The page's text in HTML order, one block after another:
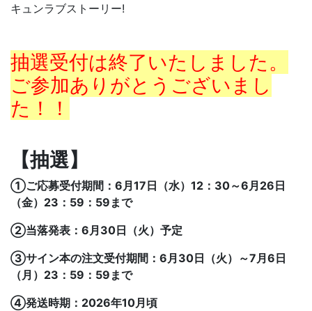
キュンラブストーリー!
抽選受付は終了いたしました。
ご参加ありがとうございまし
た！！
【抽選】
①ご応募受付期間：6月17日（水）12：30～6月26日
（金）23：59：59まで
②当落発表：6月30日（火）予定
③サイン本の注文受付期間：6月30日（火）～7月6日
（月）23：59：59まで
④発送時期：2026年10月頃